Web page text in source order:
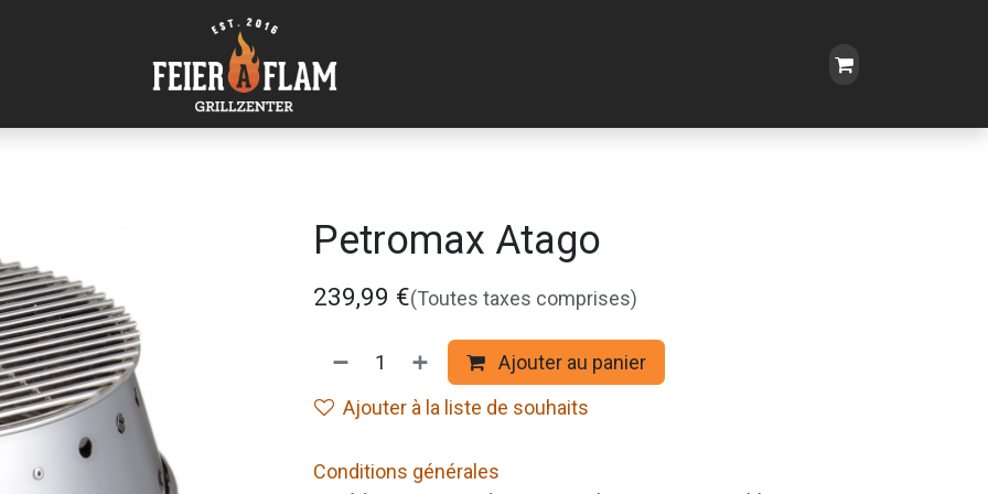
Petromax Atago
239,99 €(Toutes taxes comprises)
Ajouter au panier
Ajouter à la liste de souhaits
Conditions générales